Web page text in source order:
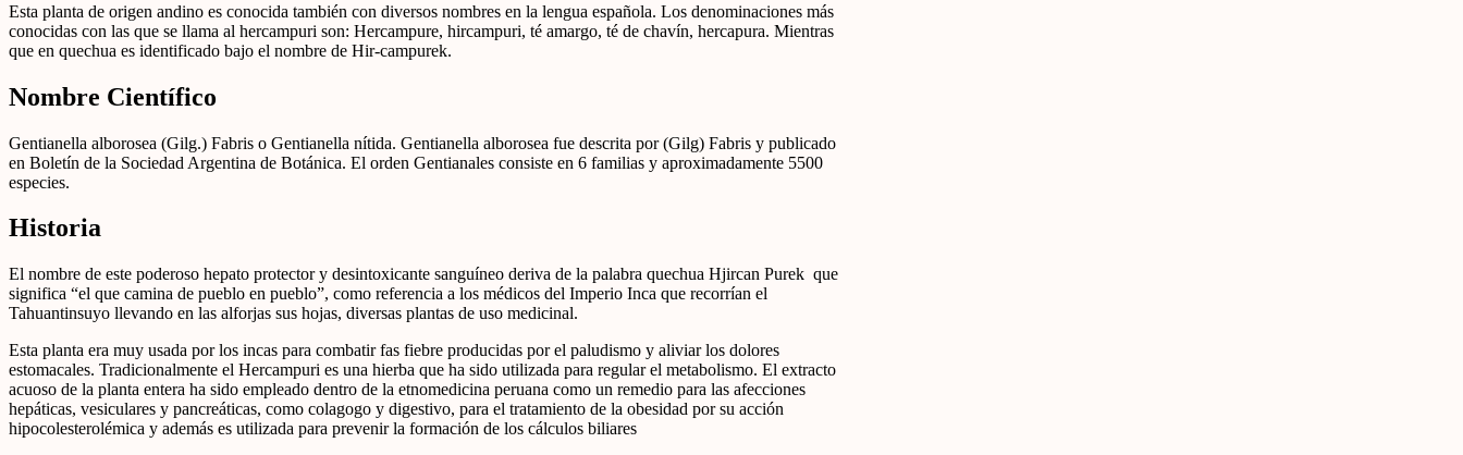
Esta planta de origen andino es conocida también con diversos nombres en la lengua española. Los denominaciones más
conocidas con las que se llama al hercampuri son: Hercampure, hircampuri, té amargo, té de chavín, hercapura. Mientras
que en quechua es identificado bajo el nombre de Hir-campurek.
Nombre Científico
Gentianella alborosea (Gilg.) Fabris o Gentianella nítida. Gentianella alborosea fue descrita por (Gilg) Fabris y publicado
en Boletín de la Sociedad Argentina de Botánica. El orden Gentianales consiste en 6 familias y aproximadamente 5500
especies.
Historia
El nombre de este poderoso hepato protector y desintoxicante sanguíneo deriva de la palabra quechua Hjircan Purek que
significa “el que camina de pueblo en pueblo”, como referencia a los médicos del Imperio Inca que recorrían el
Tahuantinsuyo llevando en las alforjas sus hojas, diversas plantas de uso medicinal.
Esta planta era muy usada por los incas para combatir fas fiebre producidas por el paludismo y aliviar los dolores
estomacales. Tradicionalmente el Hercampuri es una hierba que ha sido utilizada para regular el metabolismo. El extracto
acuoso de la planta entera ha sido empleado dentro de la etnomedicina peruana como un remedio para las afecciones
hepáticas, vesiculares y pancreáticas, como colagogo y digestivo, para el tratamiento de la obesidad por su acción
hipocolesterolémica y además es utilizada para prevenir la formación de los cálculos biliares